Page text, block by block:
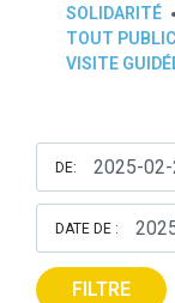
SOLIDARITÉ
TOUT
VISITE
DE:
DATE DE :
FILTRE